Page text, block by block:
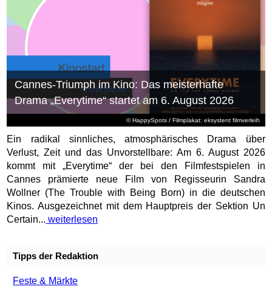
© HappySpots / Filmplakat: eksystent filmverleih
Cannes-Triumph im Kino: Das meisterhafte
Drama „Everytime“ startet am 6. August 2026
Ein radikal sinnliches, atmosphärisches Drama über
Verlust, Zeit und das Unvorstellbare: Am 6. August 2026
kommt mit „Everytime“ der bei den Filmfestspielen in
Cannes prämierte neue Film von Regisseurin Sandra
Wollner (The Trouble with Being Born) in die deutschen
Kinos. Ausgezeichnet mit dem Hauptpreis der Sektion Un
Certain... weiterlesen
Tipps der Redaktion
Feste & Märkte